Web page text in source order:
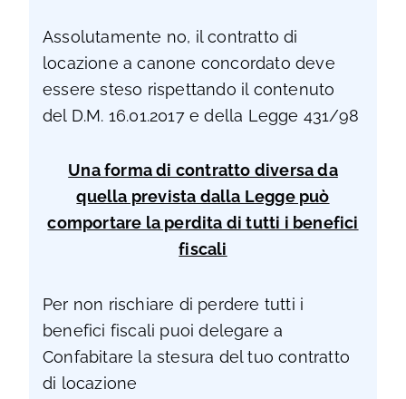
Assolutamente no, il contratto di
locazione a canone concordato deve
essere steso rispettando il contenuto
del D.M. 16.01.2017 e della Legge 431/98
Una forma di contratto diversa da
quella prevista dalla Legge può
comportare la perdita di tutti i benefici
fiscali
Per non rischiare di perdere tutti i
benefici fiscali puoi delegare a
Confabitare la stesura del tuo contratto
di locazione